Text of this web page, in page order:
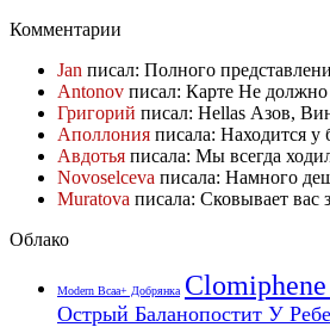
Комментарии
Jan писал: Полного
Antonov писал: Карте Не должно
Григорий писал: Hellas Азов,
Аполлония писала: Находится у
Авдотья писала: Мы всегда
Novoselceva писала: Намного
Muratova писала: Сковывает вас
Облако
Modern Bcaa+ Добрянка
Острый Баланопостит У